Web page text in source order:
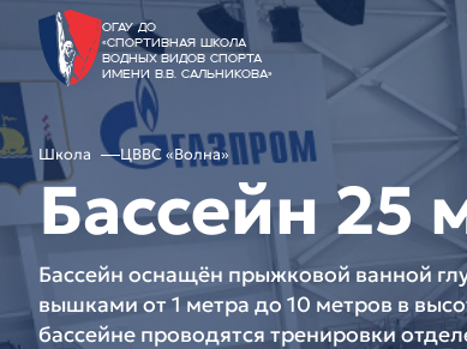
ОГАУ ДО
«Спортивная школа
водных видов спорта
имени В.В. Сальникова»
Школа ЦВВС «Волна»
Бассейн 25
Бассейн оснащён прыжковой ванной
вышками от 1 метра до 10 метров в
бассейне проводятся тренировки